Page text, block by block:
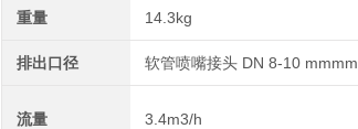
重量 14.3kg
排出口径 软管喷嘴接头 DN 8-10 mmmm
流量 3.4m3/h